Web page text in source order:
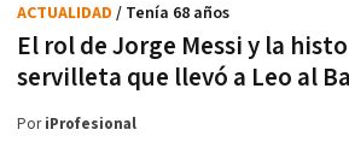
El rol de Jorge Messi y la
servilleta que llevó a Leo al
ACTUALIDAD / Tenía 68 años
PoriProfesional